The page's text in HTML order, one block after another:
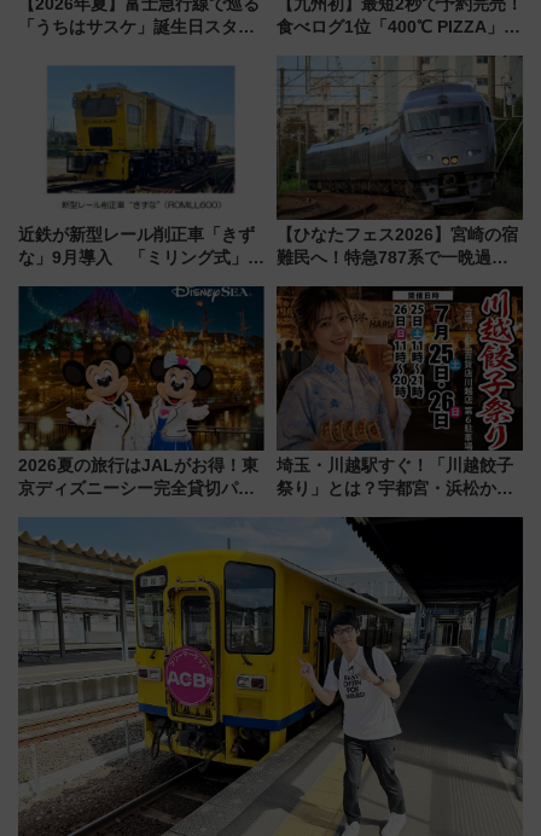
「うちはサスケ」誕生日スタン
食べログ1位「400℃ PIZZA」が
プン。もつ鍋風など限定メニュ
ーも
近鉄が新型レール削正車「きず
な」9月導入 「ミリング式」採
化！安全性や乗り心地の向上に
貢献するだけでなく、全線区で
活躍するための仕組みも
【ひなたフェス2026】宮崎の宿
難民へ！特急787系で一晩過ご
ローおひさま」が救世主に？
2026夏の旅行はJALがお得！東
京ディズニーシー完全貸切パー
ーン始まる 条件は「夏の国内
線に2回搭乗」
埼玉・川越駅すぐ！「川越餃子
祭り」とは？宇都宮・浜松から
を食べ比べ【7月25日・26日開
催】